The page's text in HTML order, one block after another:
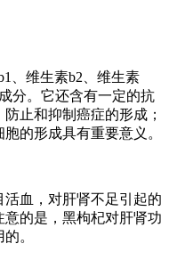
、维生素b2、维生素
分。它还含有一定的抗
止和抑制癌症的形成；
的形成具有重要意义。
血，对肝肾不足引起的
的是，黑枸杞对肝肾功
。